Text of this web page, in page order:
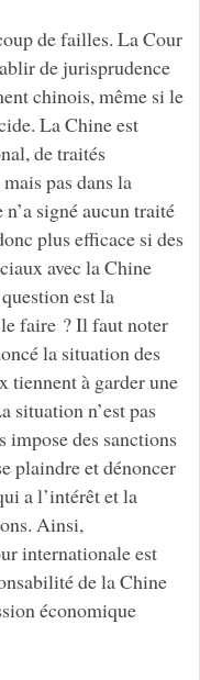
de failles. La Cour
de jurisprudence
chinois, même si le
La Chine est
de traités
pas dans la
signé aucun traité
plus efficace si des
avec la Chine
est la
faire ? Il faut noter
la situation des
tiennent à garder une
situation n’est pas
impose des sanctions
plaindre et dénoncer
a l’intérêt et la
Ainsi,
internationale est
de la Chine
économique